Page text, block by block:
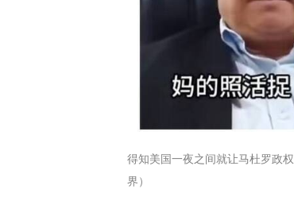
得知美国一夜之间就让马杜罗政
界）